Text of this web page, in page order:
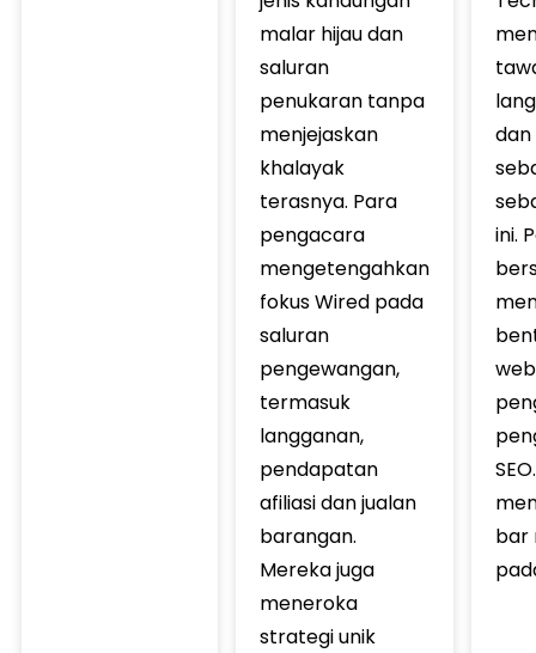
malar hijau dan
saluran
penukaran tanpa
menjejaskan
khalayak
terasnya. Para
pengacara
mengetengahkan
fokus Wired pada
saluran
pengewangan,
termasuk
langganan,
pendapatan
afiliasi dan jualan
barangan.
Mereka juga
meneroka
strategi unik
ini.
bar